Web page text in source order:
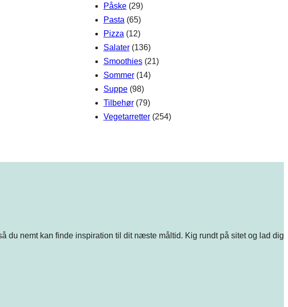
Påske(29)
Pasta (65)
Pizza (12)
Salater(136)
Smoothies(21)
Sommer(14)
Suppe(98)
Tilbehør(79)
Vegetarretter(254)
du nemt kan finde inspiration til dit næste måltid. Kig rundt på sitet og lad dig